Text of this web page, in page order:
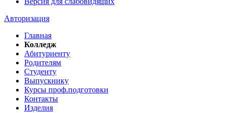
Авторизация
Главная
Колледж
Абитуриенту
Родителям
Студенту
Выпускнику
Курсы проф.подготовки
Контакты
Изделия